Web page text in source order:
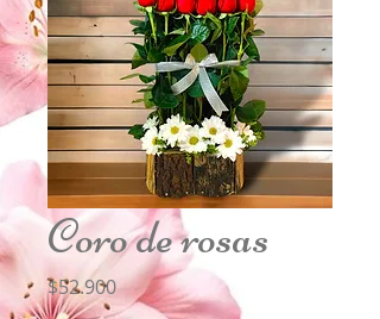
Coro de rosas
$52.900Precio